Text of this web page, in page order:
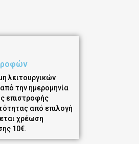
λειτουργικών
την ημερομηνία
επιστροφής
από επιλογή
χρέωση
10€.